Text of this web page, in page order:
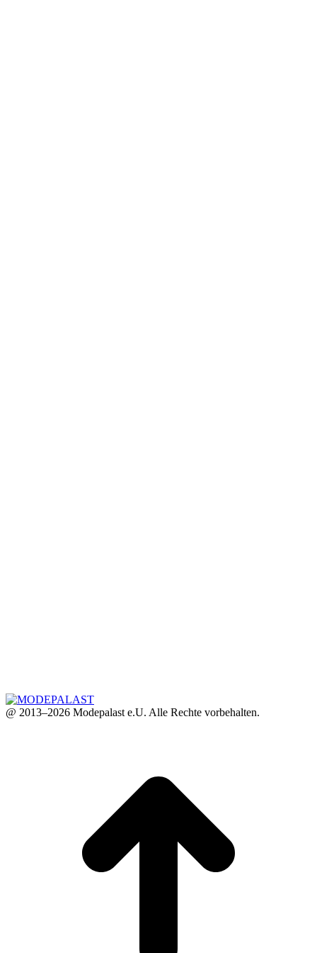
@ 2013–2026 Modepalast e.U. Alle Rechte vorbehalten.